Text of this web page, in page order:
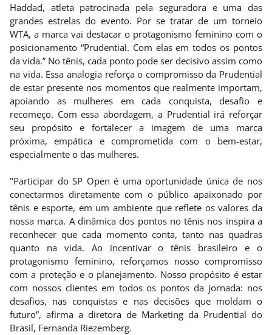
Haddad, atleta patrocinada pela seguradora e uma das
grandes estrelas do evento. Por se tratar de um torneio
WTA, a marca vai destacar o protagonismo feminino com o
posicionamento “Prudential. Com elas em todos os pontos
da vida.” No tênis, cada ponto pode ser decisivo assim como
na vida. Essa analogia reforça o compromisso da Prudential
de estar presente nos momentos que realmente importam,
apoiando as mulheres em cada conquista, desafio e
recomeço. Com essa abordagem, a Prudential irá reforçar
seu propósito e fortalecer a imagem de uma marca
próxima, empática e comprometida com o bem-estar,
especialmente o das mulheres.
"Participar do SP Open é uma oportunidade única de nos
conectarmos diretamente com o público apaixonado por
tênis e esporte, em um ambiente que reflete os valores da
nossa marca. A dinâmica dos pontos no tênis nos inspira a
reconhecer que cada momento conta, tanto nas quadras
quanto na vida. Ao incentivar o tênis brasileiro e o
protagonismo feminino, reforçamos nosso compromisso
com a proteção e o planejamento. Nosso propósito é estar
com nossos clientes em todos os pontos da jornada: nos
desafios, nas conquistas e nas decisões que moldam o
futuro”, afirma a diretora de Marketing da Prudential do
Brasil, Fernanda Riezemberg.